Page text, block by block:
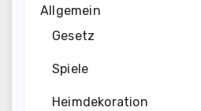
Allgemein
Gesetz
Spiele
Heimdekoration